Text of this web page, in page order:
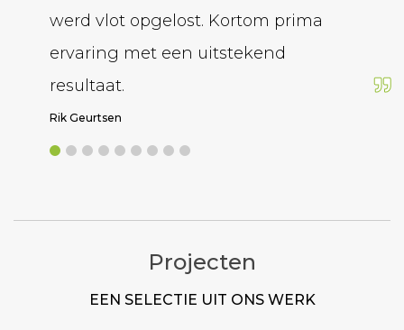
werd vlot opgelost. Kortom prima
ervaring met een uitstekend
resultaat.
Rik Geurtsen
Projecten
EEN SELECTIE UIT ONS WERK